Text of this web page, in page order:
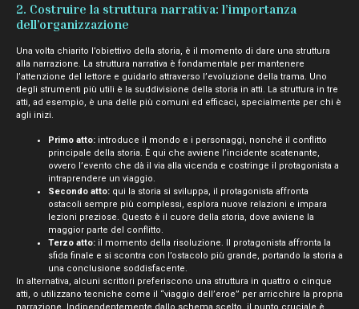
2. Costruire la struttura narrativa: l’importanza
dell’organizzazione
Una volta chiarito l’obiettivo della storia, è il momento di dare una struttura
alla narrazione. La struttura narrativa è fondamentale per mantenere
l’attenzione del lettore e guidarlo attraverso l’evoluzione della trama. Uno
degli strumenti più utili è la suddivisione della storia in atti. La struttura in tre
atti, ad esempio, è una delle più comuni ed efficaci, specialmente per chi è
agli inizi.
Primo atto: introduce il mondo e i personaggi, nonché il conflitto
principale della storia. È qui che avviene l’incidente scatenante,
ovvero l’evento che dà il via alla vicenda e costringe il protagonista a
intraprendere un viaggio.
Secondo atto: qui la storia si sviluppa, il protagonista affronta
ostacoli sempre più complessi, esplora nuove relazioni e impara
lezioni preziose. Questo è il cuore della storia, dove avviene la
maggior parte del conflitto.
Terzo atto: il momento della risoluzione. Il protagonista affronta la
sfida finale e si scontra con l’ostacolo più grande, portando la storia a
una conclusione soddisfacente.
In alternativa, alcuni scrittori preferiscono una struttura in quattro o cinque
atti, o utilizzano tecniche come il “viaggio dell’eroe” per arricchire la propria
narrazione. Indipendentemente dallo schema scelto, il punto cruciale è